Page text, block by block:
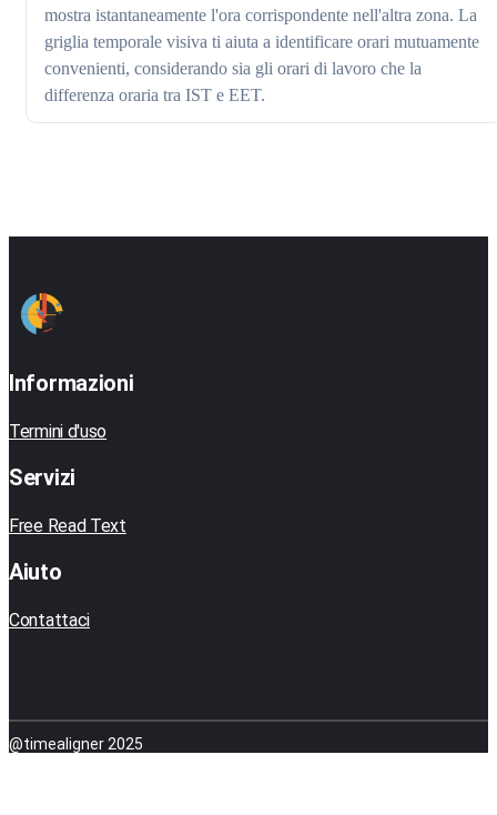
mostra istantaneamente l'ora corrispondente nell'altra zona. La
griglia temporale visiva ti aiuta a identificare orari mutuamente
convenienti, considerando sia gli orari di lavoro che la
differenza oraria tra IST e EET.
Informazioni
Termini d'uso
Servizi
Free Read Text
Aiuto
Contattaci
@timealigner 2025